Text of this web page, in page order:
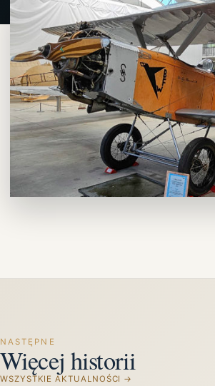
NASTĘPNE
Więcej historii
WSZYSTKIE AKTUALNOŚCI →